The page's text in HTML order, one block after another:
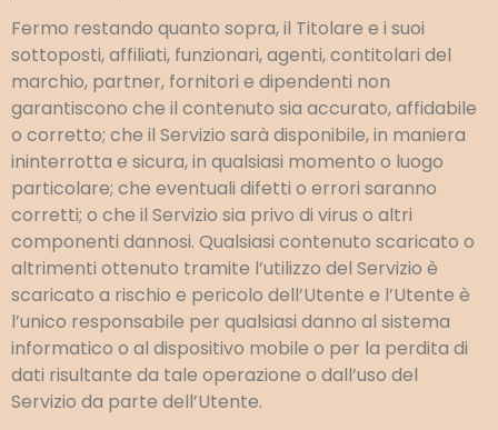
Fermo restando quanto sopra, il Titolare e i suoi
sottoposti, affiliati, funzionari, agenti, contitolari del
marchio, partner, fornitori e dipendenti non
garantiscono che il contenuto sia accurato, affidabile
o corretto; che il Servizio sarà disponibile, in maniera
ininterrotta e sicura, in qualsiasi momento o luogo
particolare; che eventuali difetti o errori saranno
corretti; o che il Servizio sia privo di virus o altri
componenti dannosi. Qualsiasi contenuto scaricato o
altrimenti ottenuto tramite l’utilizzo del Servizio è
scaricato a rischio e pericolo dell’Utente e l’Utente è
l’unico responsabile per qualsiasi danno al sistema
informatico o al dispositivo mobile o per la perdita di
dati risultante da tale operazione o dall’uso del
Servizio da parte dell’Utente.